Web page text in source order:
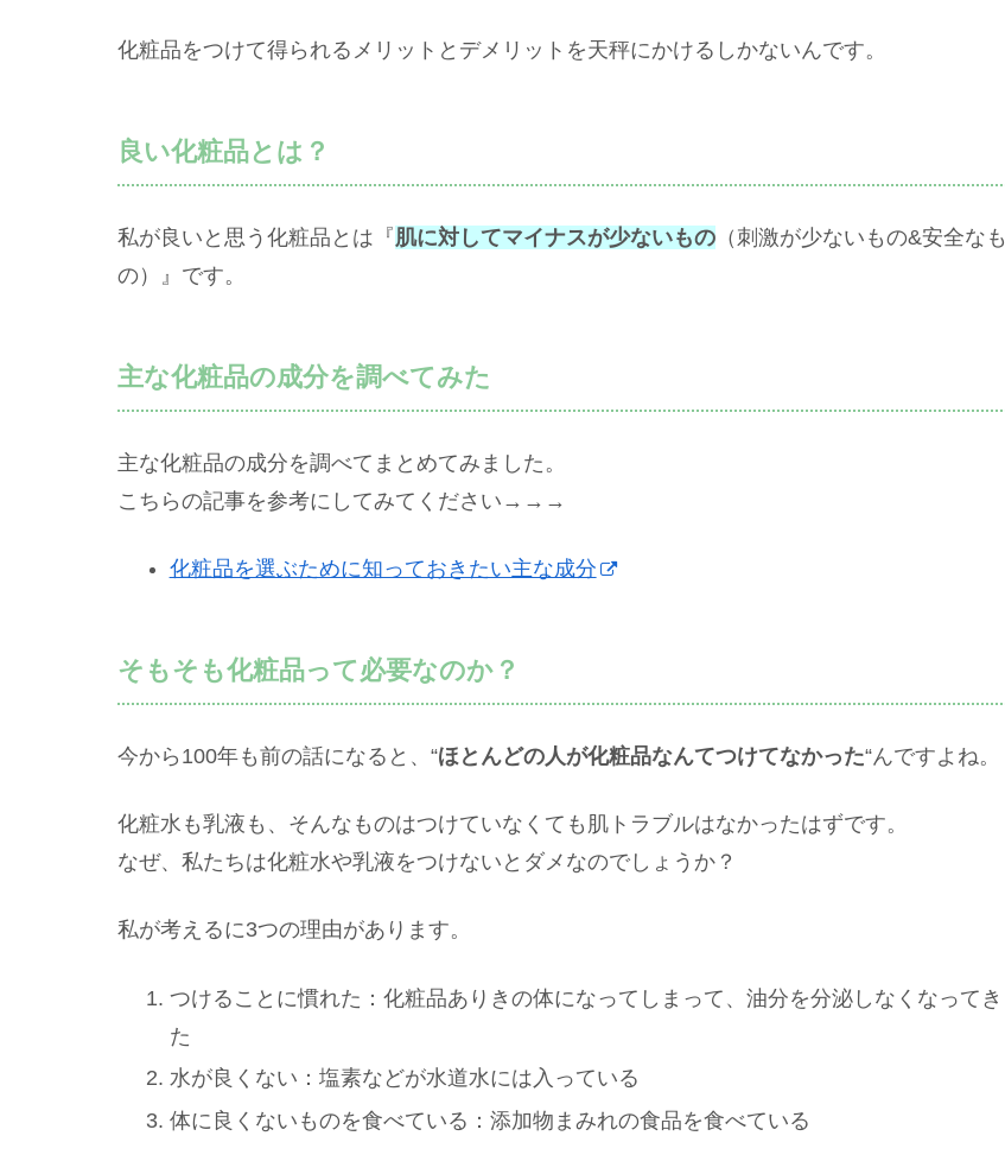
化粧品をつけて得られるメリットとデメリットを天秤にかけるしかないんです。
良い化粧品とは？
私が良いと思う化粧品とは『 肌に対してマイナスが少ないもの （刺激が少ないもの&安全なも
の）』です。
主な化粧品の成分を調べてみた
主な化粧品の成分を調べてまとめてみました。
こちらの記事を参考にしてみてください→→→
化粧品を選ぶために知っておきたい主な成分
そもそも化粧品って必要なのか？
今から100年も前の話になると、“ほとんどの人が化粧品なんてつけてなかった“んですよね。
化粧水も乳液も、そんなものはつけていなくても肌トラブルはなかったはずです。
なぜ、私たちは化粧水や乳液をつけないとダメなのでしょうか？
私が考えるに3つの理由があります。
つけることに慣れた：化粧品ありきの体になってしまって、油分を分泌しなくなってき
た
水が良くない：塩素などが水道水には入っている
体に良くないものを食べている：添加物まみれの食品を食べている